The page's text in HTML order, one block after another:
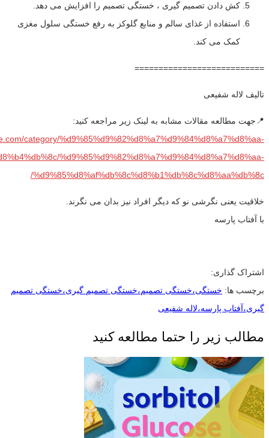
کش دادن تصمیم گیری ، خستگی تصمیم را افزایش می دهد.
استفاده از غذای سالم و منابع گلوکز به رفع خستگی سلول مغزی
کمک می کند.
===========================
تالیف لاله شفیعی
📍جهت مطالعه مقالات مشابه به لینک زیر مراجعه کنید:
category/%d9%85%d9%82%d8%a7%d9%84%d8%a7%d8%aa-
%d9%85%d9%82%d8%a7%d9%84%d8%a7%d8%aa-
%d9%85%d8%af%db%8c%d8%b1%db%8c%d8%aa%db%8c/
خلاقیت یعنی نگرشی نو که دیگر افراد نیز بدان می نگرند.
با آفتاب پارسه
اشتراک گذاری:
برچسب ها: خستگی،خستگی تصمیم،خستگی تصمیم گیری،خستگی تصمیم
گیری،آفتاب پارسه،لاله شفیعی
مطالب زیر را حتما مطالعه کنید